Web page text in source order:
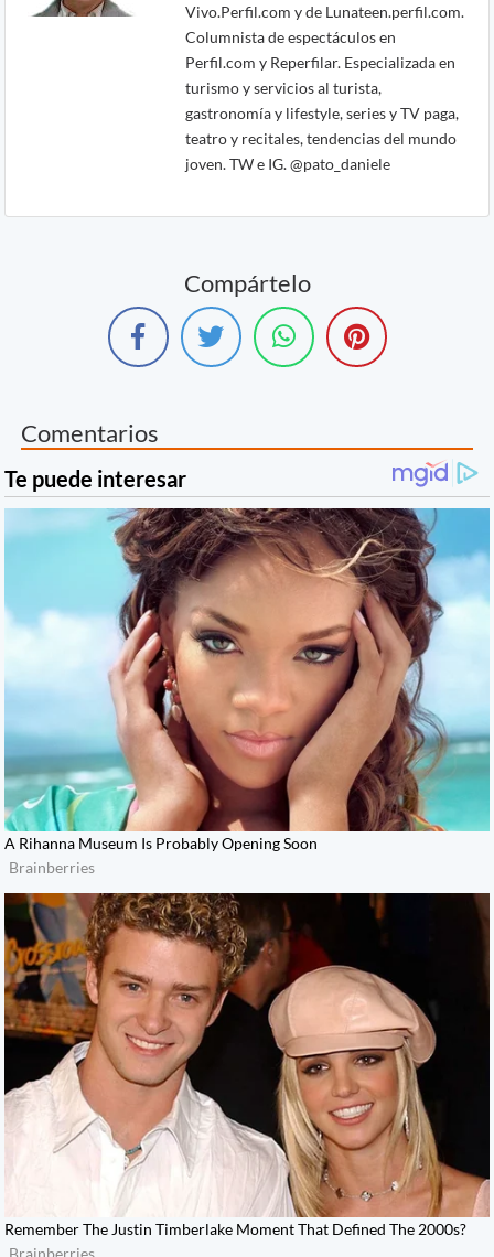
Vivo.Perfil.com y de Lunateen.perfil.com.
Columnista de espectáculos en
Perfil.com y Reperfilar. Especializada en
turismo y servicios al turista,
gastronomía y lifestyle, series y TV paga,
teatro y recitales, tendencias del mundo
joven. TW e IG. @pato_daniele
Compártelo
Comentarios